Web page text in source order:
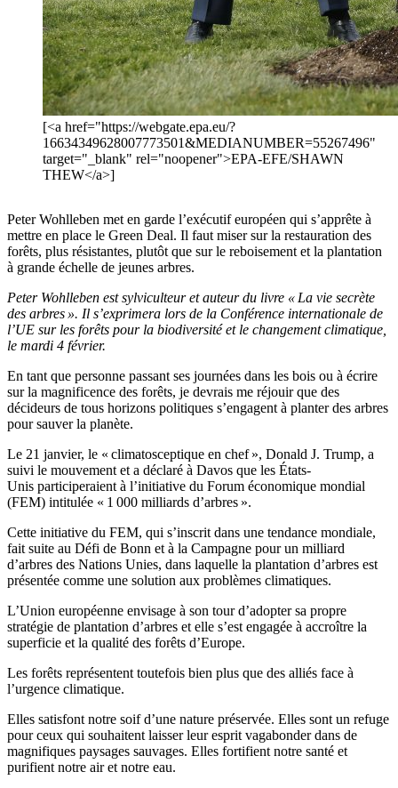
[<a href="https://webgate.epa.eu/?
16634349628007773501&MEDIANUMBER=55267496"
target="_blank" rel="noopener">EPA-EFE/SHAWN
THEW</a>]
Peter Wohlleben met en garde l’exécutif européen qui s’apprête à
mettre en place le Green Deal. Il faut miser sur la restauration des
forêts, plus résistantes, plutôt que sur le reboisement et la plantation
à grande échelle de jeunes arbres.
Peter Wohlleben est sylviculteur et auteur du livre « La vie secrète
des arbres ». Il s’exprimera lors de la Conférence internationale de
l’UE sur les forêts pour la biodiversité et le changement climatique,
le mardi 4 février.
En tant que personne passant ses journées dans les bois ou à écrire
sur la magnificence des forêts, je devrais me réjouir que des
décideurs de tous horizons politiques s’engagent à planter des arbres
pour sauver la planète.
Le 21 janvier, le « climatosceptique en chef », Donald J. Trump, a
suivi le mouvement et a déclaré à Davos que les États-
Unis participeraient à l’initiative du Forum économique mondial
(FEM) intitulée « 1 000 milliards d’arbres ».
Cette initiative du FEM, qui s’inscrit dans une tendance mondiale,
fait suite au Défi de Bonn et à la Campagne pour un milliard
d’arbres des Nations Unies, dans laquelle la plantation d’arbres est
présentée comme une solution aux problèmes climatiques.
L’Union européenne envisage à son tour d’adopter sa propre
stratégie de plantation d’arbres et elle s’est engagée à accroître la
superficie et la qualité des forêts d’Europe.
Les forêts représentent toutefois bien plus que des alliés face à
l’urgence climatique.
Elles satisfont notre soif d’une nature préservée. Elles sont un refuge
pour ceux qui souhaitent laisser leur esprit vagabonder dans de
magnifiques paysages sauvages. Elles fortifient notre santé et
purifient notre air et notre eau.